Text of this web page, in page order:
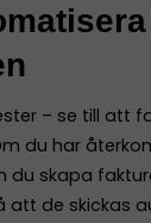
– se till att
du har
du skapa
att de skickas